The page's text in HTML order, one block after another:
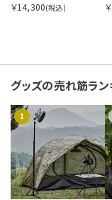
商品ステータスを指定
￥14,300(税込)
グッズの売れ筋ラン
1